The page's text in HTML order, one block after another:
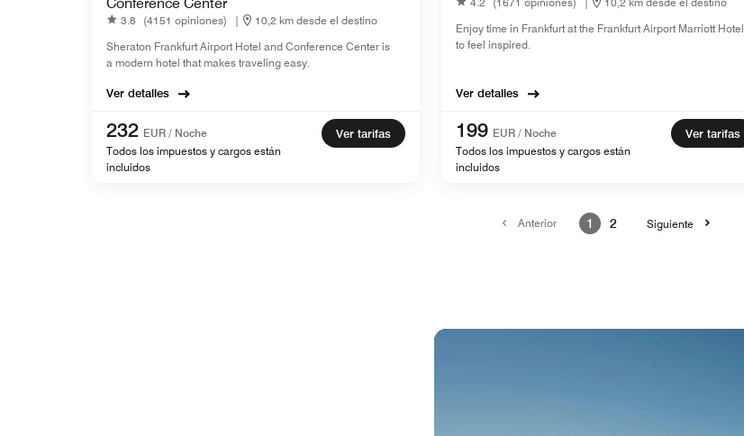
3.8 (4151 opiniones) |
10,2 km desde el destino
Sheraton Frankfurt Airport Hotel and Conference Center is
a modern hotel that makes traveling easy.
Ver detalles
232 EUR / Noche
Todos los impuestos y cargos están
incluidos
Ver tarifas
Enjoy time in Frankfurt at the Frankfurt Airport Marriott Hotel
to feel inspired.
Ver detalles
199 EUR / Noche
Todos los impuestos y cargos están
incluidos
Ver tarifas
Anterior 1 2 Siguiente